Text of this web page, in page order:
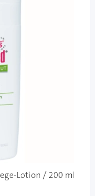
Lotion / 200 ml